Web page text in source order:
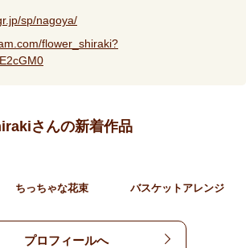
sp/nagoya/
flower_shiraki?
さんの新着作品
ちっちゃな花束 バスケットアレンジ
プロフィールへ